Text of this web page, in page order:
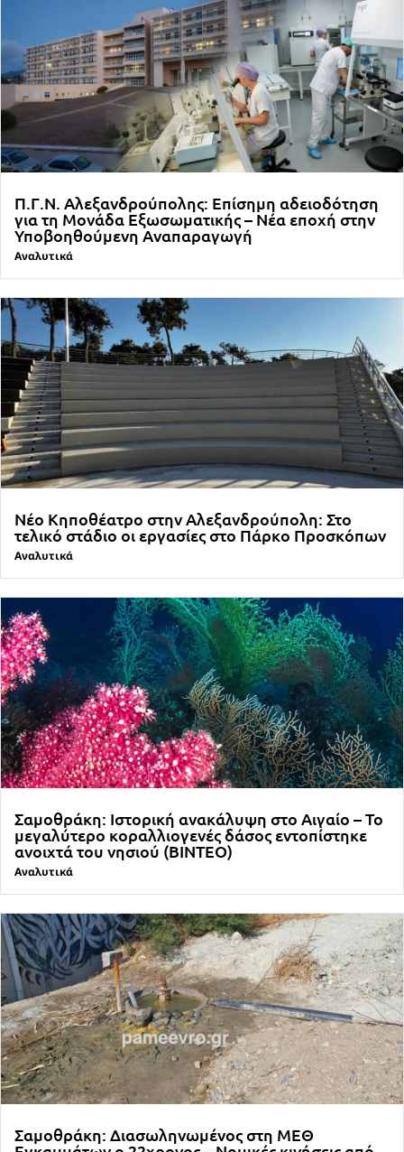
Π.Γ.Ν. Αλεξανδρούπολης: Επίσημη αδειοδότηση
για τη Μονάδα Εξωσωματικής – Νέα εποχή στην
Υποβοηθούμενη Αναπαραγωγή
Αναλυτικά
Νέο Κηποθέατρο στην Αλεξανδρούπολη: Στο
τελικό στάδιο οι εργασίες στο Πάρκο Προσκόπων
Αναλυτικά
Σαμοθράκη: Ιστορική ανακάλυψη στο Αιγαίο – Το
μεγαλύτερο κοραλλιογενές δάσος εντοπίστηκε
ανοιχτά του νησιού (ΒΙΝΤΕΟ)
Αναλυτικά
Σαμοθράκη: Διασωληνωμένος στη ΜΕΘ